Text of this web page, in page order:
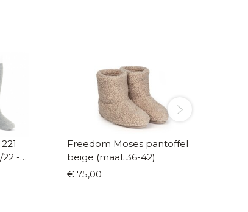
Freedom Moses pantoffel
beige (maat 36-42)
€ 75,00